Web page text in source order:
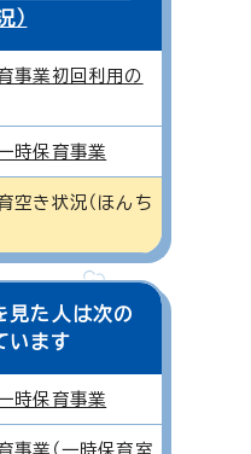
）
事業初回利用の
時保育事業
空き状況（ほんち
見た人は次の
います
時保育事業
事業（一時保育室